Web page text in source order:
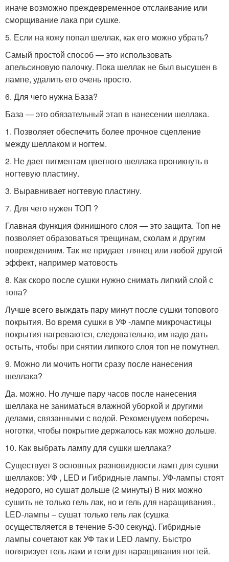
иначе возможно преждевременное отслаивание или
сморщивание лака при сушке.
5. Если на кожу попал шеллак, как его можно убрать?
Самый простой способ — это использовать
апельсиновую палочку. Пока шеллак не был высушен в
лампе, удалить его очень просто.
6. Для чего нужна База?
База — это обязательный этап в нанесении шеллака.
1. Позволяет обеспечить более прочное сцепление
между шеллаком и ногтем.
2. Не дает пигментам цветного шеллака проникнуть в
ногтевую пластину.
3. Выравнивает ногтевую пластину.
7. Для чего нужен ТОП ?
Главная функция финишного слоя — это защита. Топ не
позволяет образоваться трещинам, сколам и другим
повреждениям. Так же придает глянец или любой другой
эффект, например матовость
8. Как скоро после сушки нужно снимать липкий слой с
топа?
Лучше всего выждать пару минут после сушки топового
покрытия. Во время сушки в УФ -лампе микрочастицы
покрытия нагреваются, следовательно, им надо дать
остыть, чтобы при снятии липкого слоя топ не помутнел.
9. Можно ли мочить ногти сразу после нанесения
шеллака?
Да. можно. Но лучше пару часов после нанесения
шеллака не заниматься влажной уборкой и другими
делами, связанными с водой. Рекомендуем поберечь
ноготки, чтобы покрытие держалось как можно дольше.
10. Как выбрать лампу для сушки шеллака?
Существует 3 основных разновидности ламп для сушки
шеллаков: УФ , LED и Гибридные лампы. УФ-лампы стоят
недорого, но сушат дольше (2 минуты) В них можно
сушить не только гель лак, но и гель для наращивания.,
LED-лампы – сушат только гель лак (сушка
осуществляется в течение 5-30 секунд). Гибридные
лампы сочетают как УФ так и LED лампу. Быстро
поляризует гель лаки и гели для наращивания ногтей.